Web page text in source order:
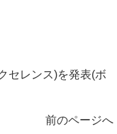
セレンス)を発表(ボ
前のページへ